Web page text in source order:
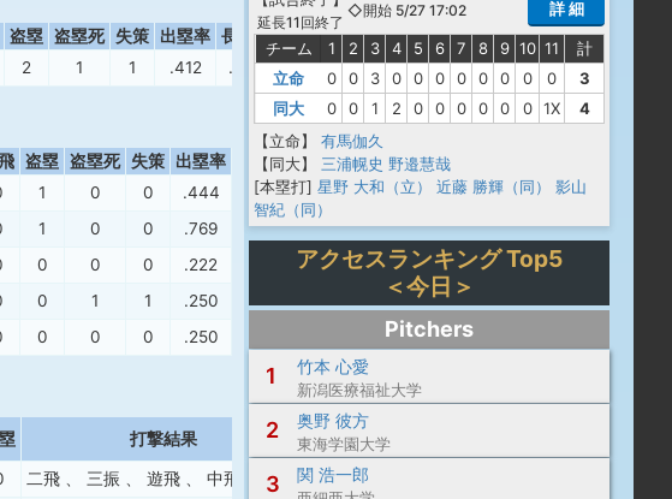
盗塁 盗塁死 失策 出塁率 長打率 OPS
2 1 1 .412 .435 .847
盗塁 盗塁死 失策 出塁率 長打率
OPS
1 0 0 .444 .571
1.015
1 0 0 .769 .818
1.587
0 0 0 .222
.444
0 1 1 .250
0 0 0 .250
打撃結果
二飛 三振 遊飛
中飛
延長11回終了
◇開始 5/27 17:02 詳 細
チーム 1 2 3 4 5 6 7 8 9 10 11
計
立命
0 0 3 0 0 0 0 0 0 0 0
3
同大
0 0 1 2 0 0 0 0 0 0 1X
4
【立命】
有馬伽久
【同大】
三浦幌史 野邉慧哉
[本塁打] 星野 大和（立） 近藤 勝輝（同）
影山
智紀（同）
アクセスランキング Top5
＜今日＞
Pitchers
1
竹本 心愛
新潟医療福祉大学
2 奥野 彼方
東海学園大学
3 関 浩一郎